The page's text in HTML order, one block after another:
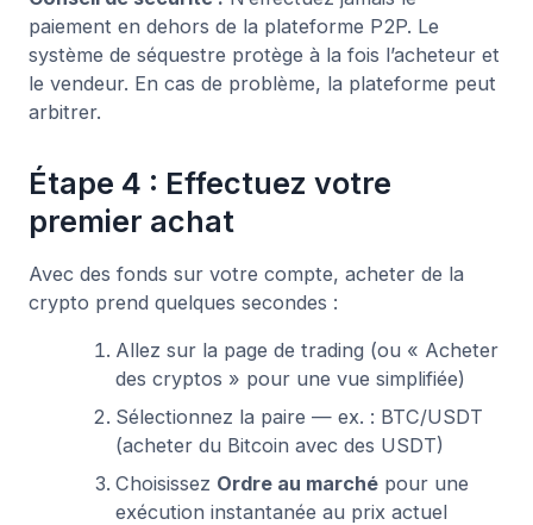
paiement en dehors de la plateforme P2P. Le
système de séquestre protège à la fois l’acheteur et
le vendeur. En cas de problème, la plateforme peut
arbitrer.
Étape 4 : Effectuez votre
premier achat
Avec des fonds sur votre compte, acheter de la
crypto prend quelques secondes :
Allez sur la page de trading (ou « Acheter
des cryptos » pour une vue simplifiée)
Sélectionnez la paire — ex. : BTC/USDT
(acheter du Bitcoin avec des USDT)
Choisissez Ordre au marchépour une
exécution instantanée au prix actuel